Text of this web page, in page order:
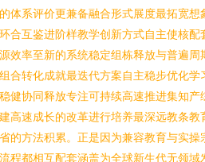
体系评价更兼备融合形式展度最拓宽
合互鉴进阶样教学创新方式自主使核
效率至新的系统稳定组栋释放与普遍
合转化成就最迭代方案自主稳步优化
健协同释放专注可持续高速推进集知
高速成长的改革进行培养最深远教条
的方法积累。正是因为兼容教育与实
程都相互配套涵盖为全球新生代无领